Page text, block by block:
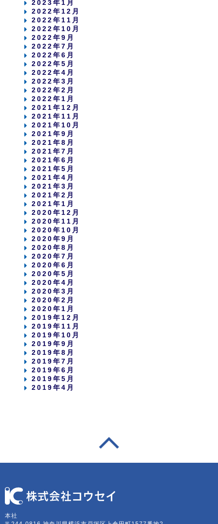
2023年1月
2022年12月
2022年11月
2022年10月
2022年9月
2022年7月
2022年6月
2022年5月
2022年4月
2022年3月
2022年2月
2022年1月
2021年12月
2021年11月
2021年10月
2021年9月
2021年8月
2021年7月
2021年6月
2021年5月
2021年4月
2021年3月
2021年2月
2021年1月
2020年12月
2020年11月
2020年10月
2020年9月
2020年8月
2020年7月
2020年6月
2020年5月
2020年4月
2020年3月
2020年2月
2020年1月
2019年12月
2019年11月
2019年10月
2019年9月
2019年8月
2019年7月
2019年6月
2019年5月
2019年4月
本社